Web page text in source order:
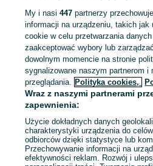
KATEGORIA
ID:1032283163
My i nasi447 partnerzy
informacji na urządzeniu, takich
cookie w celu przetwarzania
zaakceptować wybory lub
dowolnym momencie na stronie
sygnalizowane naszym partnerom i
przeglądania. Polityka cookies,
Wraz z naszymi partnerami
zapewnienia:
Użycie dokładnych danych
charakterystyki urządzenia do
odbiorców dzięki statystyce lub
Przechowywanie informacji na
efektywności reklam. Rozwój i